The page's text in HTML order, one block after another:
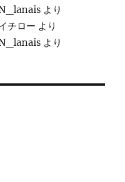
より
チロー より
より